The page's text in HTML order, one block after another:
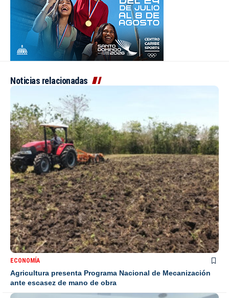
Noticias relacionadas
ECONOMÍA
Agricultura presenta Programa Nacional de Mecanización
ante escasez de mano de obra